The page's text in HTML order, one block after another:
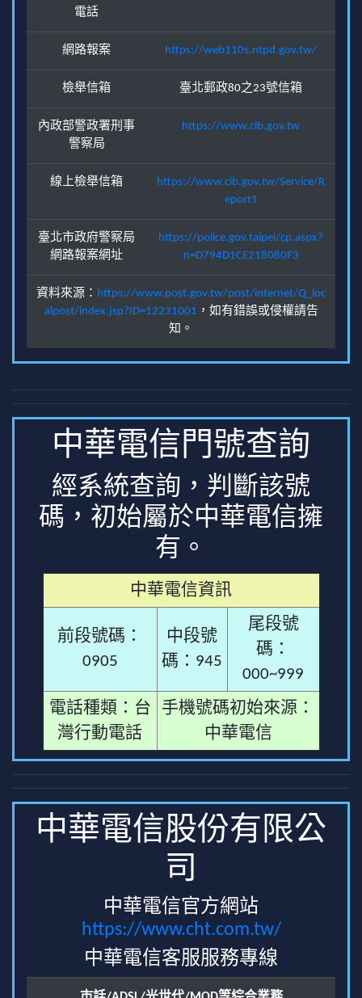
電話
網路報案 https://web110s.ntpd.gov.tw/
檢舉信箱 臺北郵政80之23號信箱
內政部警政署刑事
警察局
https://www.cib.gov.tw
線上檢舉信箱
https://www.cib.gov.tw/Service/R
eport1
臺北市政府警察局
網路報案網址
https://police.gov.taipei/cp.aspx?
n=D794D1CE218080F3
資料來源： https://www.post.gov.tw/post/internet/Q_loc
alpost/index.jsp?ID=12231001 ，如有錯誤或侵權請告
知。
中華電信門號查詢
經系統查詢，判斷該號
碼，初始屬於中華電信擁
有。
中華電信資訊
前段號碼：
0905
中段號
碼：945
尾段號
碼：
000~999
電話種類：台
灣行動電話
手機號碼初始來源：
中華電信
中華電信股份有限公
司
中華電信官方網站
https://www.cht.com.tw/
中華電信客服服務專線